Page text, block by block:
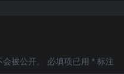
被公开。 必填项已用 * 标注